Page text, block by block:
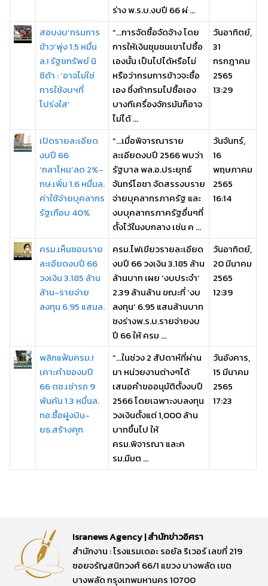
ร่าง พ.ร.บ.งบปี 66 ผ่ ...
สอบงบ‘กรมการ
ข้าว’พุ่ง 1.5 หมื่น
ล.! รัฐชทรัพย์ นิ
ชิด้า : ‘อาจไม่ใช่
การใช้งบฯที่
โปร่งใส’
“…การจัดซื้อจัดจ้าง โดย
การให้เงินชุมชนเขาไปซื้อ
เองนั้น เป็นไปได้หรือไม่
หรือว่ากรมการข้าวจะซื้อ
เอง ซึ่งถ้ากรมไปซื้อเอง
บางทีเครื่องจักรมันก็อาจ
ไม่ได้ ...
วันอาทิตย์,
31
กรกฎาคม
2565
13:29
เปิดรายละเอียด
งบปี 66
‘กลาโหม’ลด 2%-
กษ.เพิ่ม 1.6 หมื่นล.
ค่าใช้จ่ายบุคลากร
รัฐเกือบ 40%
“…เมื่อพิจารณาราย
ละเอียดงบปี 2566 พบว่า
รัฐบาล พล.อ.ประยุทธ์
จันทร์โอชา จัดสรรงบราย
จ่ายบุคลากรภาครัฐ และ
งบบุคลากรภาครัฐอื่นๆที่
ตั้งไว้ในงบกลาง เช่น ค ...
วันจันทร์,
16
พฤษภาคม
2565
16:14
ครม.เห็นชอบราย
ละเอียดงบปี 66
วงเงิน 3.185 ล้าน
ล้าน-รายจ่าย
ลงทุน 6.95 แสนล.
ครม.ไฟเขียวรายละเอียด
งบปี 66 วงเงิน 3.185 ล้าน
ล้านบาท เผย ‘งบประจำ’
2.39 ล้านล้าน ขณะที่ ‘งบ
ลงทุน’ 6.95 แสนล้านบาท
ชงร่างพ.ร.บ.รายจ่ายงบ
ปี 66 ให้ ครม ...
วันอาทิตย์,
20 มีนาคม
2565
12:39
พลิกแฟ้มครม.!
เคาะคำของบปี
66 ตช.เช่ารถ 9
พันคัน 1.3 หมื่นล.
ทอ.ซื้อฝูงบิน-
ยธ.สร้างคุก
“…ในช่วง 2 สัปดาห์ที่ผ่าน
มา หน่วยงานต่างๆได้
เสนอคำขออนุมัติตั้งงบปี
2566 โดยเฉพาะงบลงทุน
วงเงินตั้งแต่ 1,000 ล้าน
บาทขึ้นไป ให้
ครม.พิจารณา และค
รม.มีมต ...
วันอังคาร,
15 มีนาคม
2565
17:23
Isranews Agency | สำนักข่าวอิศรา
สำนักงาน : โรงแรมเดอะ รอยัล ริเวอร์ เลขที่ 219
ซอยจรัญสนิทวงศ์ 66/1 แขวง บางพลัด เขต
บางพลัด กรุงเทพมหานคร 10700